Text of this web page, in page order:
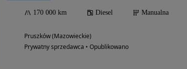
170 000 km Diesel Manualna
Pruszków (Mazowieckie)
Prywatny sprzedawca • Opublikowano